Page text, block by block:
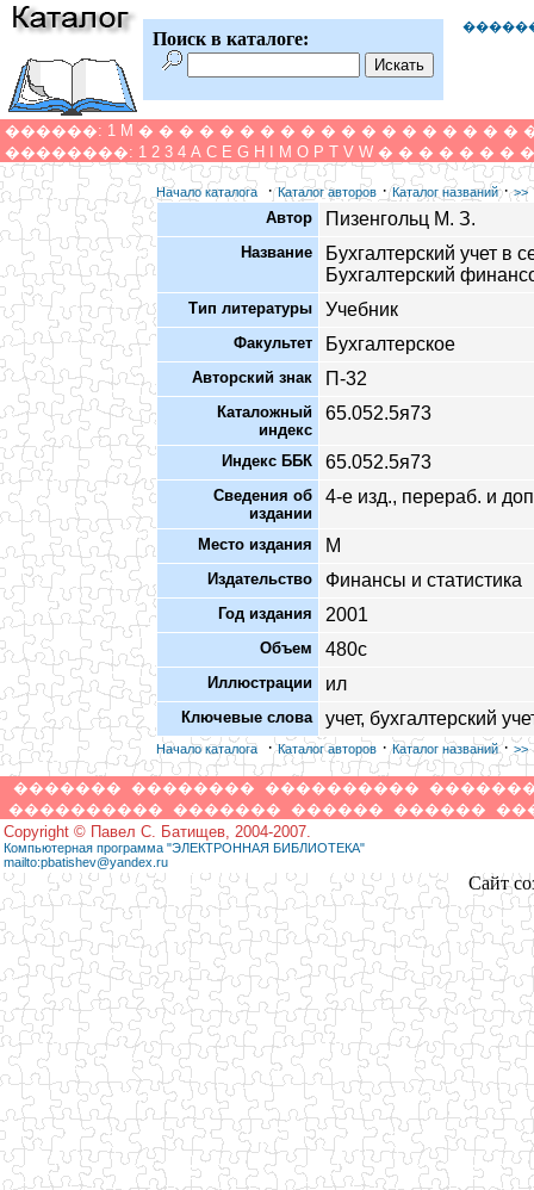
Поиск в каталоге:
������: 1 M � � � � � � � � � � � � � � � � � � �
��������: 1 2 3 4 A C E G H M O P T V W � � � � � � � �
Начало каталога ·Каталог авторов ·Каталог названий·>>
Автор Пизенгольц М. З.
Название
Бухгалтерский учет в
Бухгалтерский
Тип литературы Учебник
Факультет Бухгалтерское
Авторский знак П-32
Каталожный
индекс
65.052.5я73
Индекс ББК 65.052.5я73
Сведения об
издании
4-е изд., перераб. и
Место издания М
Издательство Финансы и статистика
Год издания 2001
Объем 480с
Иллюстрации ил
Ключевые слова учет, бухгалтерский
Начало каталога ·Каталог авторов ·Каталог названий·>>
������� �������� ����������
���������� ������� ������ ������
Copyright © Павел С. Батищев, 2004-2007.
Компьютерная программа "ЭЛЕКТРОННАЯ БИБЛИОТЕКА"
mailto:pbatishev@yandex.ru
Сайт